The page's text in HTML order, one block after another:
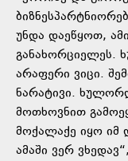
უნდა დაეწყოთ,
განახორციელეს.
არაფერი ვიცი.
ნარატივი.
მოთხოვნით
მოქალაქე იყო იმ
ამაში ვერ